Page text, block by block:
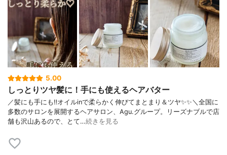
5.00
しっとりツヤ髪に！手にも使えるヘアバター
／髪にも手にも‼︎オイルinで柔らかく伸びてまとまり＆ツヤ✨✨＼全国に
多数のサロンを展開するヘアサロン、Agu.グループ。リーズナブルで店
舗も沢山あるので、とて…続きを見る